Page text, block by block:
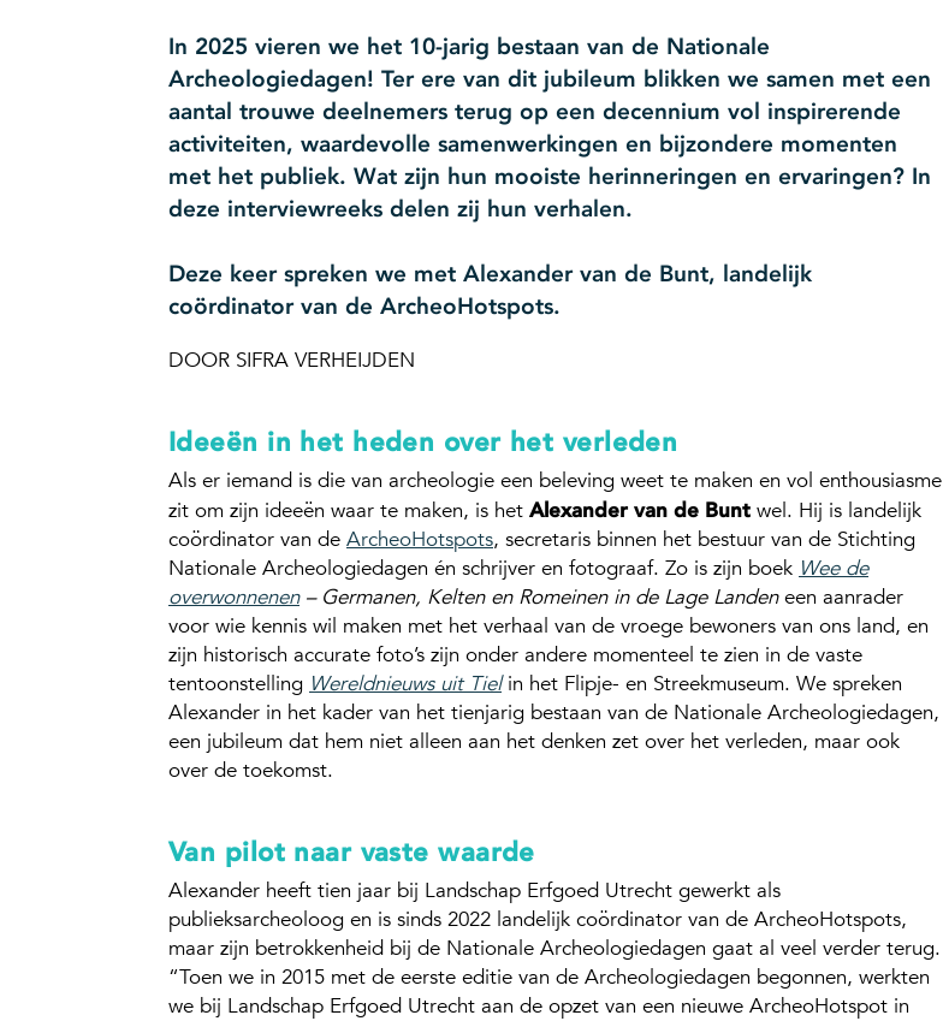
In 2025 vieren we het 10-jarig bestaan van de Nationale
Archeologiedagen! Ter ere van dit jubileum blikken we samen met een
aantal trouwe deelnemers terug op een decennium vol inspirerende
activiteiten, waardevolle samenwerkingen en bijzondere momenten
met het publiek. Wat zijn hun mooiste herinneringen en ervaringen? In
deze interviewreeks delen zij hun verhalen.
Deze keer spreken we met Alexander van de Bunt, landelijk
coördinator van de ArcheoHotspots.
DOOR SIFRA VERHEIJDEN
Ideeën in het heden over het verleden
Als er iemand is die van archeologie een beleving weet te maken en vol enthousiasme
zit om zijn ideeën waar te maken, is het Alexander van de Bunt wel. Hij is landelijk
coördinator van de ArcheoHotspots, secretaris binnen het bestuur van de Stichting
Nationale Archeologiedagen én schrijver en fotograaf. Zo is zijn boek Wee de
overwonnenen– Germanen, Kelten en Romeinen in de Lage Landeneen aanrader
voor wie kennis wil maken met het verhaal van de vroege bewoners van ons land, en
zijn historisch accurate foto’s zijn onder andere momenteel te zien in de vaste
tentoonstelling Wereldnieuws uit Tielin het Flipje- en Streekmuseum. We spreken
Alexander in het kader van het tienjarig bestaan van de Nationale Archeologiedagen,
een jubileum dat hem niet alleen aan het denken zet over het verleden, maar ook
over de toekomst.
Van pilot naar vaste waarde
Alexander heeft tien jaar bij Landschap Erfgoed Utrecht gewerkt als
publieksarcheoloog en is sinds 2022 landelijk coördinator van de ArcheoHotspots,
maar zijn betrokkenheid bij de Nationale Archeologiedagen gaat al veel verder terug.
“Toen we in 2015 met de eerste editie van de Archeologiedagen begonnen, werkten
we bij Landschap Erfgoed Utrecht aan de opzet van een nieuwe ArcheoHotspot in